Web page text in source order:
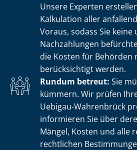
Unsere Experten
Kalkulation aller
Voraus, sodass Sie
Nachzahlungen
die Kosten für Behörden
berücksichtigt werden.
Rundum betreut: Sie
kümmern. Wir prüfen
Uebigau-Wahrenbrück
informieren Sie über
Mängel, Kosten und alle
rechtlichen